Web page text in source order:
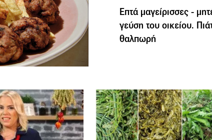
Επτά μαγείρισσες -
γεύση του οικείου.
θαλπωρή